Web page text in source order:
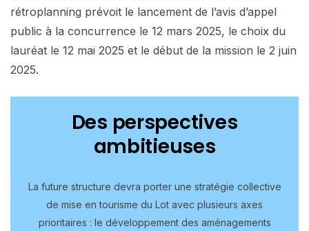
rétroplanning prévoit le lancement de l’avis d’appel
public à la concurrence le 12 mars 2025, le choix du
lauréat le 12 mai 2025 et le début de la mission le 2 juin
2025.
Des perspectives
ambitieuses
La future structure devra porter une stratégie collective
de mise en tourisme du Lot avec plusieurs axes
prioritaires : le développement des aménagements